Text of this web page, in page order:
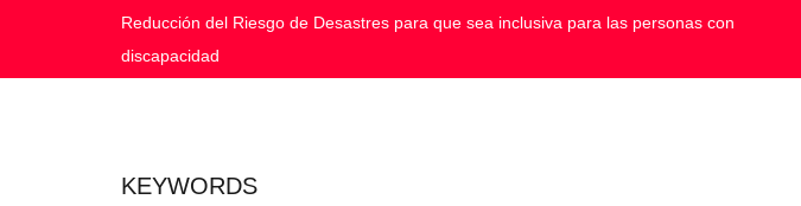
Reducción del Riesgo de Desastres para que sea inclusiva para las personas con
discapacidad
KEYWORDS